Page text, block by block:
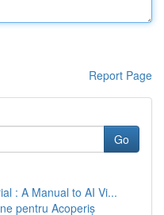
Report Page
Go
: A Manual to AI Vi...
pentru Acoperiș